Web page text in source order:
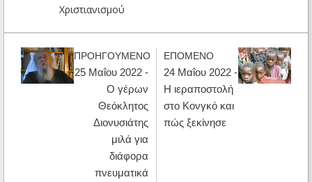
Χριστιανισμού
ΠΡΟΗΓΟΥΜΕΝΟ
25 Μαΐου 2022 -
Ο γέρων
Θεόκλητος
Διονυσιάτης
μιλά για
διάφορα
πνευματικά
ΕΠΟΜΕΝΟ
24 Μαΐου 2022 -
Η ιεραποστολή
στο Κονγκό και
πώς ξεκίνησε